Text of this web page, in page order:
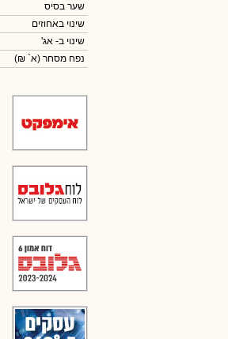
שער בסיס
שינוי באחוזים
שינוי ב- אג'
נפח מסחר (א` ₪)